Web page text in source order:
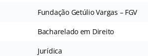
Fundação Getúlio Vargas – FGV
Bacharelado em Direito
Jurídica